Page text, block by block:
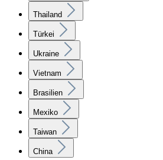
Thailand
Türkei
Ukraine
Vietnam
Brasilien
Mexiko
Taiwan
China